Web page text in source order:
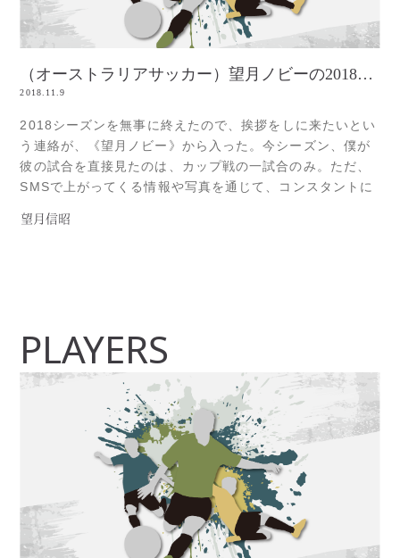
（オーストラリアサッカー）望月ノビーの2018シーズン
2018.11.9
2018シーズンを無事に終えたので、挨拶をしに来たいとい
う連絡が、《望月ノビー》から入った。今シーズン、僕が
彼の試合を直接見たのは、カップ戦の一試合のみ。ただ、
SMSで上がってくる情報や写真を通じて、コンスタントに
にあうノビーは、以前より自信に溢れていた。昨年のファ
望月信昭
PLAYERS